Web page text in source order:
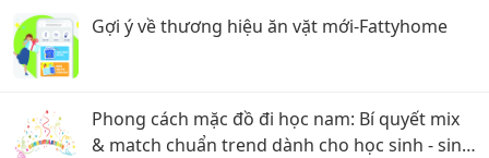
Gợi ý về thương hiệu ăn vặt mới-Fattyhome
Phong cách mặc đồ đi học nam: Bí quyết mix
& match chuẩn trend dành cho học sinh - sinh